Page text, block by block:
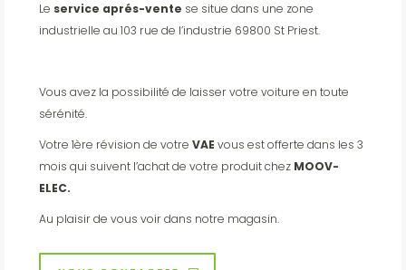
Le service aprés-vente se situe dans une zone
industrielle au 103 rue de l’industrie 69800 St Priest.
Vous avez la possibilité de laisser votre voiture en toute
sérénité.
Votre 1ère révision de votre VAE vous est offerte dans les 3
mois qui suivent l’achat de votre produit chezMOOV-
ELEC.
Au plaisir de vous voir dans notre magasin.